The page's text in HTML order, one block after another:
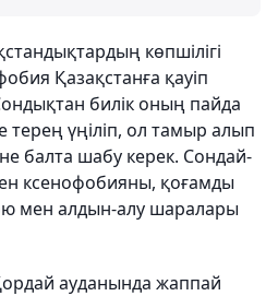
көпшілігі
Қазақстанға қауіп
Сондықтан билік оның пайда
терең үңіліп, ол тамыр алып
балта шабу керек. Сондай-
ксенофобияны, қоғамды
мен алдын-алу шаралары
ауданында жаппай